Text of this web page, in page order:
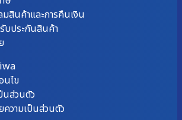
มสินค้าและการคืนเงิน
รับประกันสินค้า
นไข
นส่วนตัว
ความเป็นส่วนตัว